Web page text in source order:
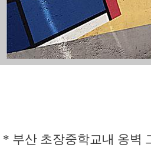
* 부산 초장중학교내 옹벽